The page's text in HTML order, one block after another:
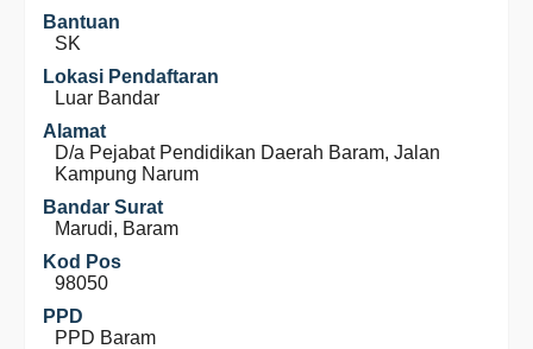
Bantuan
SK
Lokasi Pendaftaran
Luar Bandar
Alamat
D/a Pejabat Pendidikan Daerah Baram, Jalan
Kampung Narum
Bandar Surat
Marudi, Baram
Kod Pos
98050
PPD
PPD Baram